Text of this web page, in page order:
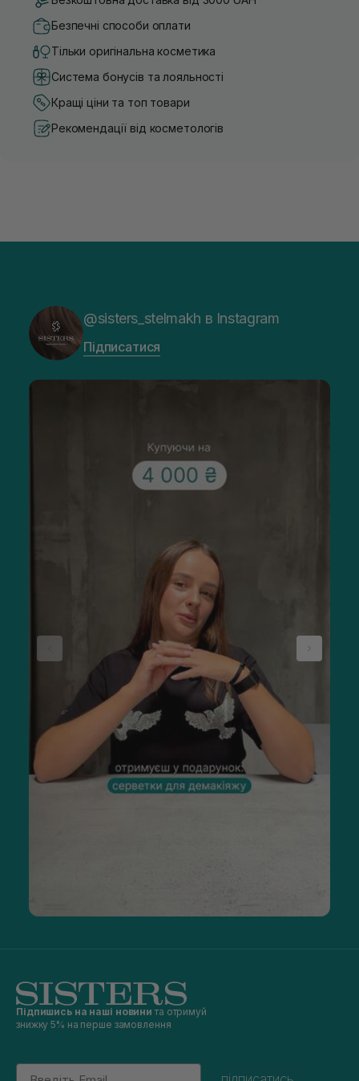
Безпечні способи оплати
Тільки оригінальна косметика
Система бонусів та лояльності
Кращі ціни та топ товари
Рекомендації від косметологів
@sisters_stelmakh в Instagram
Підписатися
Підпишись на наші новини та отримуй
знижку 5% на перше замовлення
Email